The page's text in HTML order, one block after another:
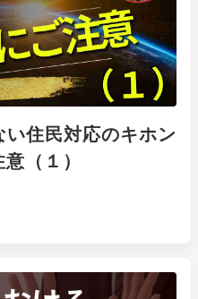
住民対応のキホン
（１）